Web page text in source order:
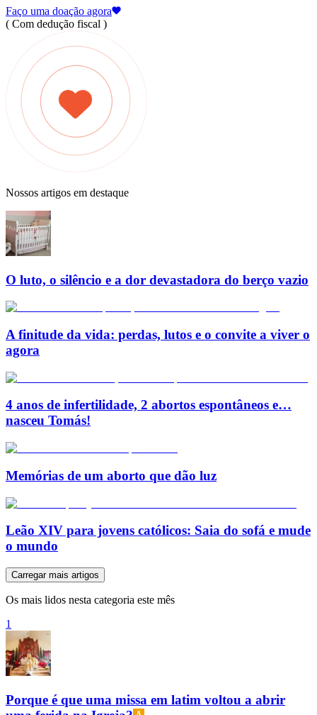
Faço uma doação agora
( Com dedução fiscal )
Nossos artigos em destaque
O luto, o silêncio e a dor devastadora do berço vazio
A finitude da vida: perdas, lutos e o convite a viver o
agora
4 anos de infertilidade, 2 abortos espontâneos e…
nasceu Tomás!
Memórias de um aborto que dão luz
Leão XIV para jovens católicos: Saia do sofá e mude
o mundo
Carregar mais artigos
Os mais lidos nesta categoria este mês
1
Porque é que uma missa em latim voltou a abrir